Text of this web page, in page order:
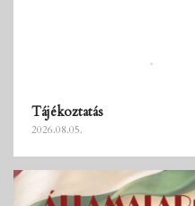
Tájékoztatás
2026.08.05.